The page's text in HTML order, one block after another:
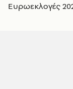
Ευρωεκλογές